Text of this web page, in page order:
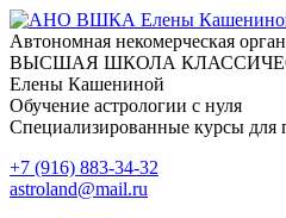
Перейти
к
содержимому
Автономная некомерческая
ВЫСШАЯ ШКОЛА
Елены Кашениной
Обучение астрологии с нуля
Специализированные курсы для
+7 (916) 883-34-32
astroland@mail.ru